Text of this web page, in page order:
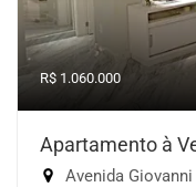
R$ 1.060.000
Apartamento à
Avenida Giovanni